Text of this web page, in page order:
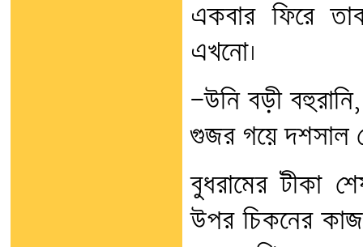
একবার ফিরে
এখনো।
—উনি বড়ী
গুজর গয়ে দশসাল
বুধরামের টীকা
উপর চিকনের